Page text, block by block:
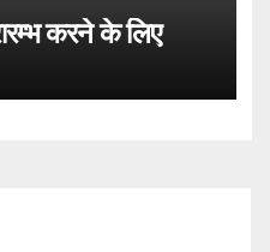
करने के लिए